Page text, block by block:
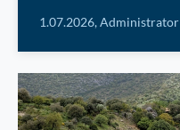
1.07.2026,Administrator